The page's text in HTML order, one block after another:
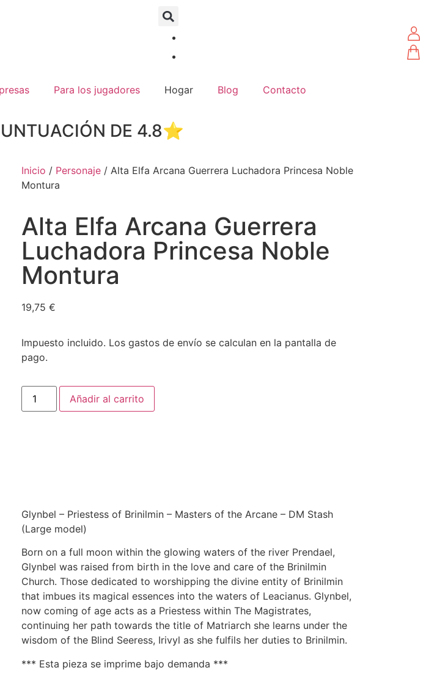
Para los jugadores Hogar Blog Contacto
DE 4.8⭐
Inicio / Personaje / Alta Elfa Arcana Guerrera Luchadora Princesa Noble
Montura
Alta Elfa Arcana Guerrera
Luchadora Princesa Noble
Montura
19,75 €
Impuesto incluido. Los gastos de envío se calculan en la pantalla de
pago.
Añadir al carrito
Glynbel – Priestess of Brinilmin – Masters of the Arcane – DM Stash
(Large model)
Born on a full moon within the glowing waters of the river Prendael,
Glynbel was raised from birth in the love and care of the Brinilmin
Church. Those dedicated to worshipping the divine entity of Brinilmin
that imbues its magical essences into the waters of Leacianus. Glynbel,
now coming of age acts as a Priestess within The Magistrates,
continuing her path towards the title of Matriarch she learns under the
wisdom of the Blind Seeress, Irivyl as she fulfils her duties to Brinilmin.
*** Esta pieza se imprime bajo demanda ***